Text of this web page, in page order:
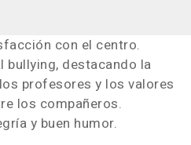
con el centro.
bullying, destacando la
profesores y los valores
los compañeros.
y buen humor.